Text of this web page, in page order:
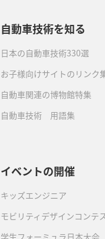
自動車技術を知る
日本の自動車技術330選
お子様向けサイトのリンク
自動車関連の博物館特集
自動車技術 用語集
イベントの開催
キッズエンジニア
モビリティデザインコンテ
学生フォーミュラ日本大会